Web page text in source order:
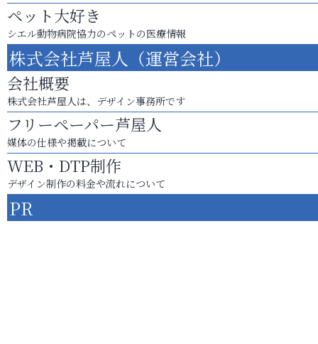
ペット大好き
シエル動物病院協力のペットの医療情報
株式会社芦屋人（運営会社）
会社概要
株式会社芦屋人は、デザイン事務所です
フリーペーパー芦屋人
媒体の仕様や掲載について
WEB・DTP制作
デザイン制作の料金や流れについて
PR